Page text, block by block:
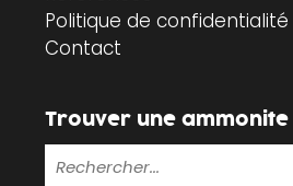
Politique de confidentialité
Contact
Trouver une ammonite